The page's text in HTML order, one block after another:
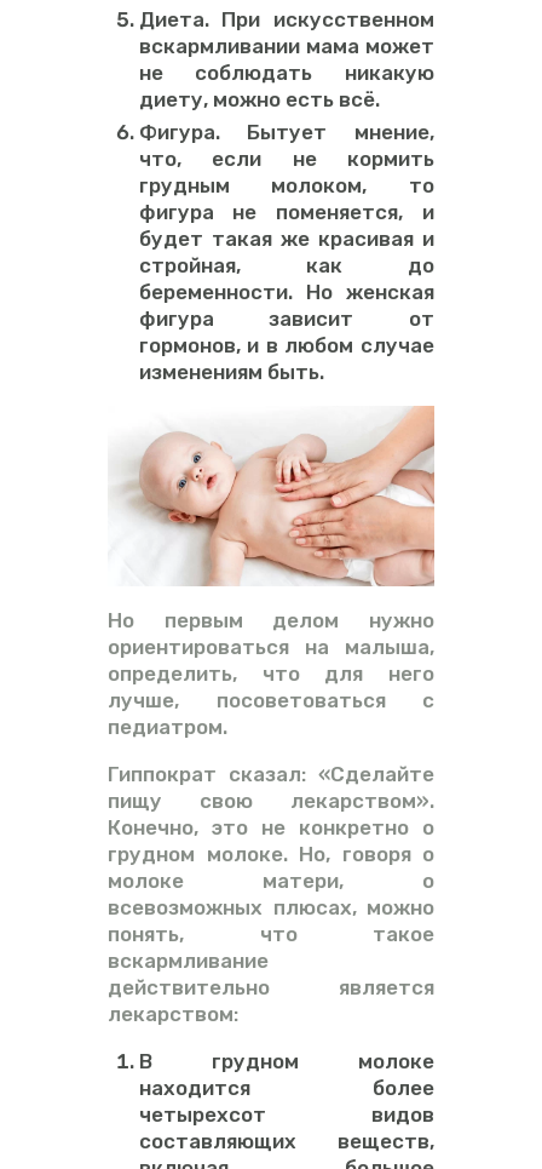
Диета. При искусственном
вскармливании мама может
не соблюдать никакую
диету, можно есть всё.
Фигура. Бытует мнение,
что, если не кормить
грудным молоком, то
фигура не поменяется, и
будет такая же красивая и
стройная, как до
беременности. Но женская
фигура зависит от
гормонов, и в любом случае
изменениям быть.
Но первым делом нужно
ориентироваться на малыша,
определить, что для него
лучше, посоветоваться с
педиатром.
Гиппократ сказал: «Сделайте
пищу свою лекарством».
Конечно, это не конкретно о
грудном молоке. Но, говоря о
молоке матери, о
всевозможных плюсах, можно
понять, что такое
вскармливание
действительно является
лекарством:
В грудном молоке
находится более
четырехсот видов
составляющих веществ,